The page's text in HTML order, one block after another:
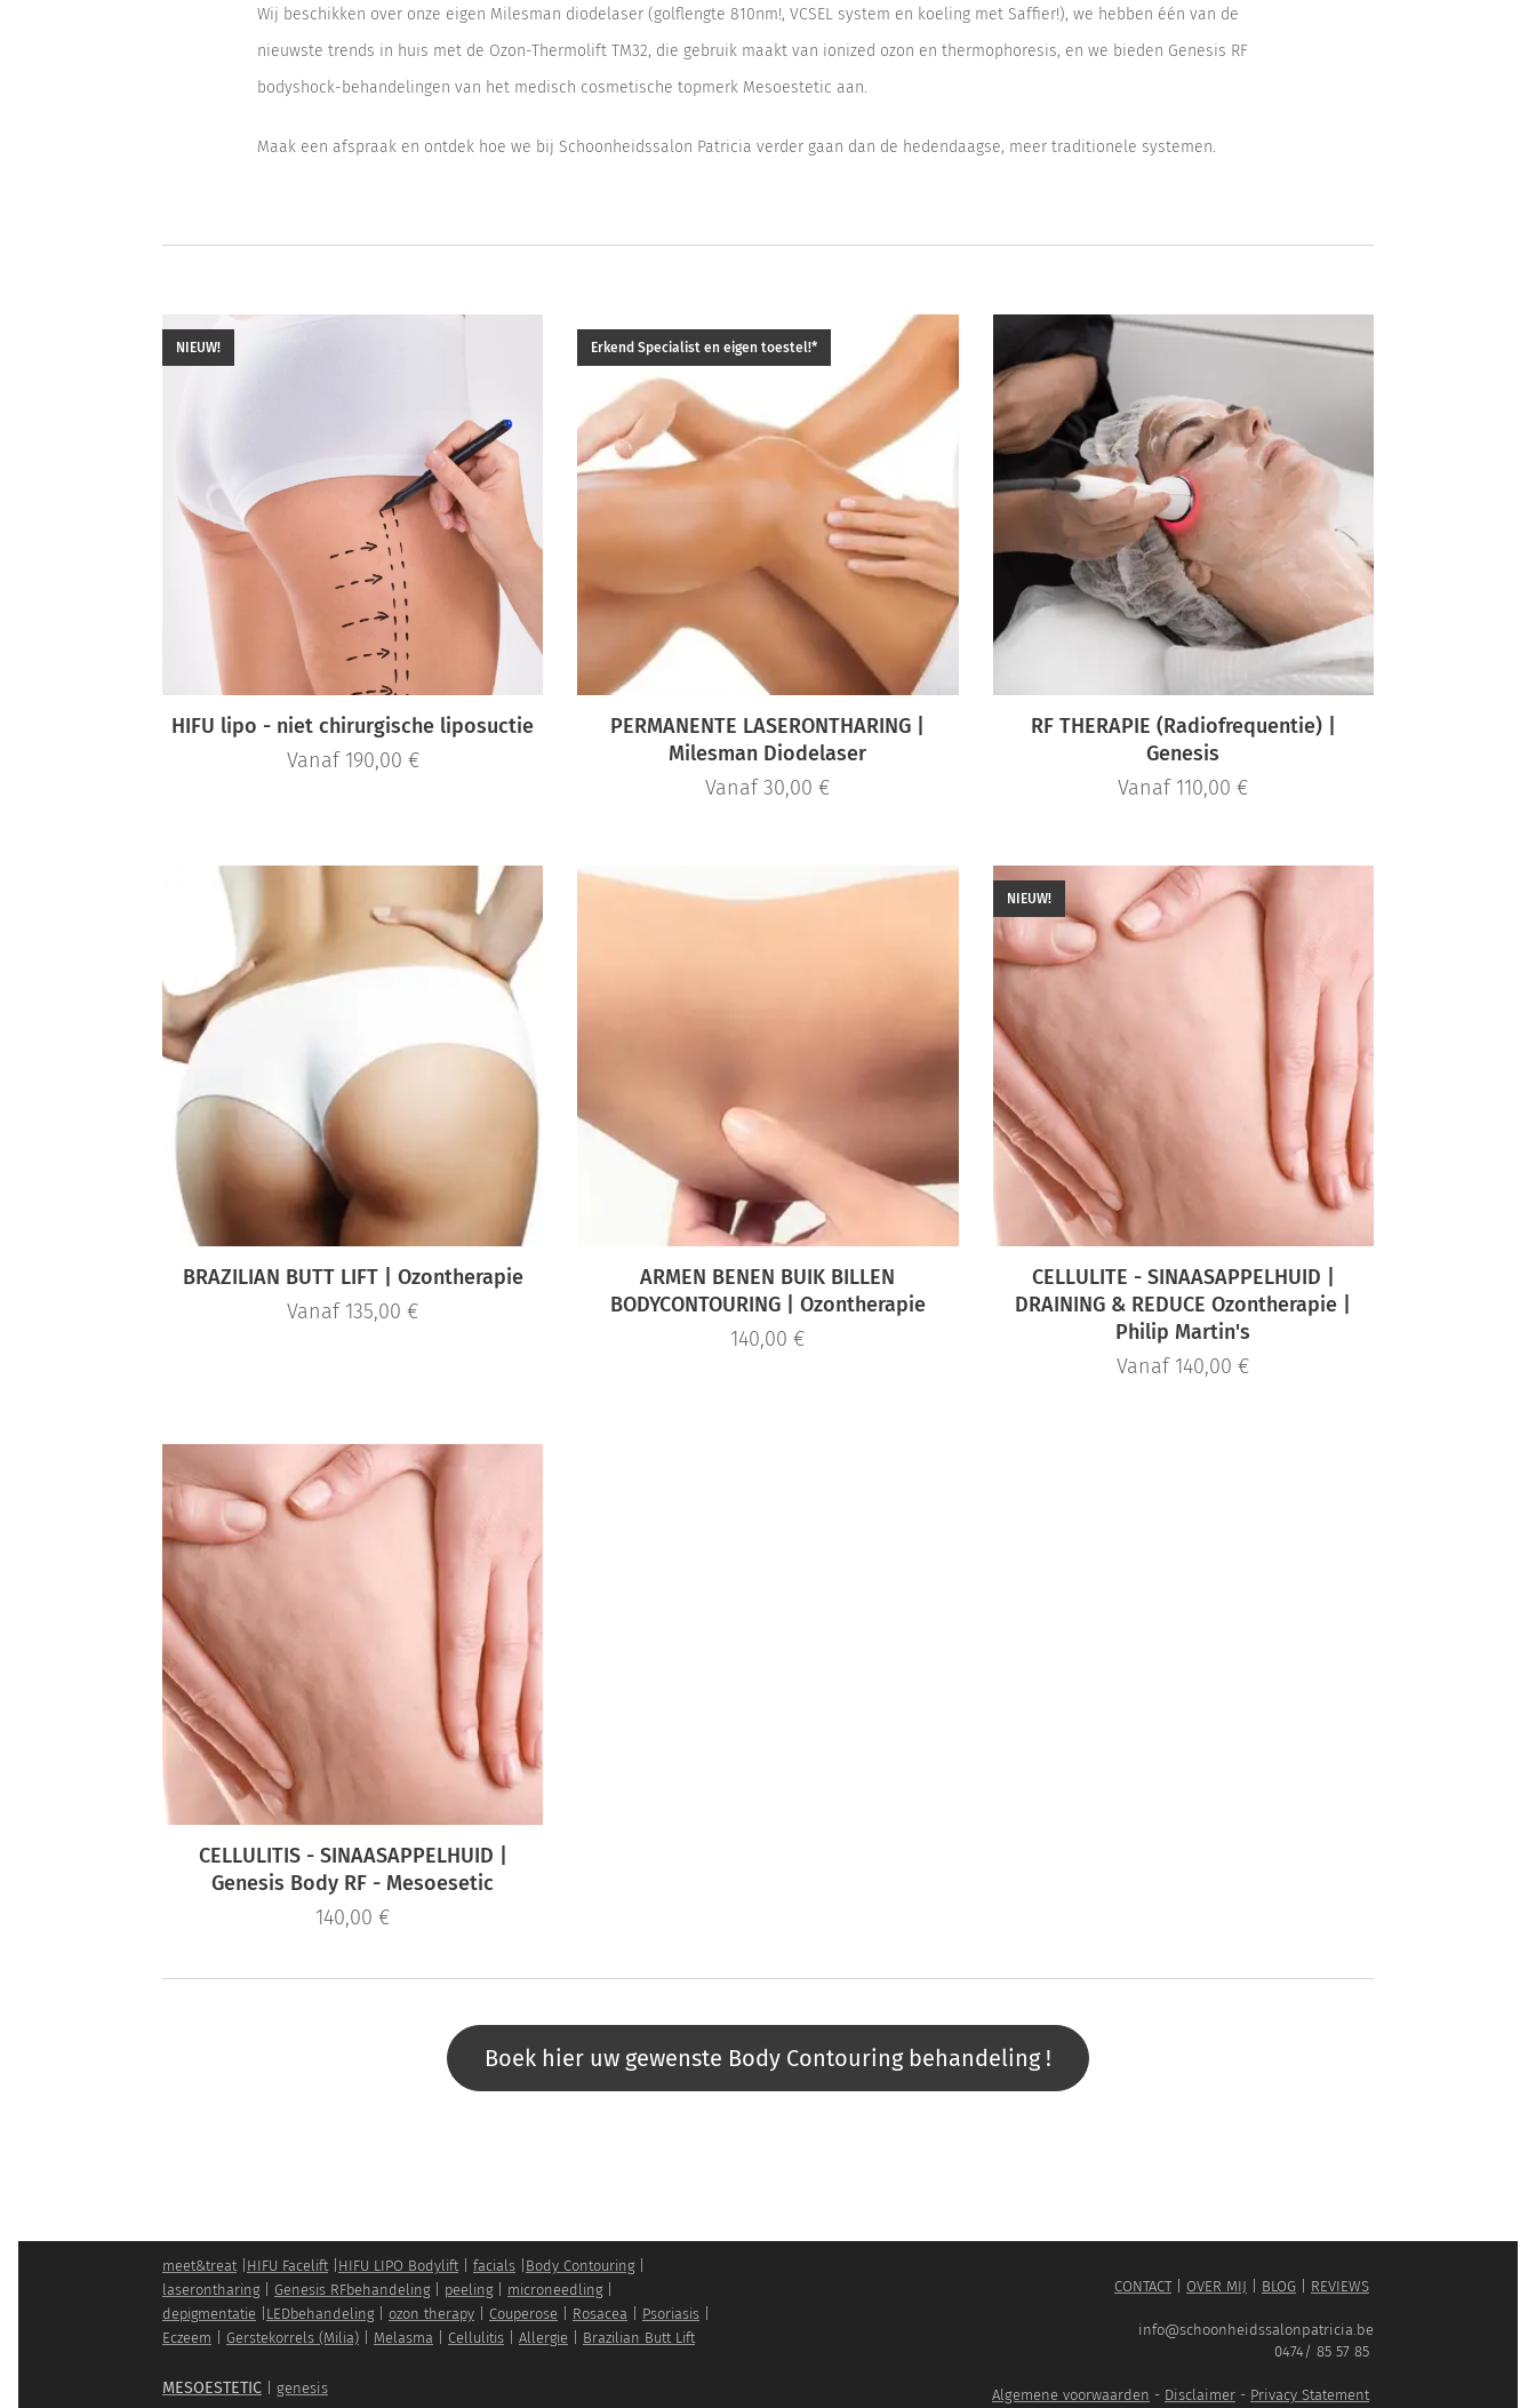
Wij beschikken over onze eigen Milesman diodelaser (golflengte 810nm!, VCSEL system en koeling met Saffier!), we hebben één van de
nieuwste trends in huis met de Ozon-Thermolift TM32, die gebruik maakt van ionized ozon en thermophoresis, en we bieden Genesis RF
bodyshock-behandelingen van het medisch cosmetische topmerk Mesoestetic aan.
Maak een afspraak en ontdek hoe we bij Schoonheidssalon Patricia verder gaan dan de hedendaagse, meer traditionele systemen.
HIFU lipo - niet chirurgische liposuctie
NIEUW!
Vanaf 190,00 €
PERMANENTE LASERONTHARING |
Milesman Diodelaser
Erkend Specialist en eigen toestel!*
Vanaf30,00 €
RF THERAPIE (Radiofrequentie) |
Genesis
Vanaf 110,00 €
BRAZILIAN BUTT LIFT | Ozontherapie
Vanaf 135,00 €
ARMEN BENEN BUIK BILLEN
BODYCONTOURING | Ozontherapie
140,00 €
CELLULITE - SINAASAPPELHUID |
DRAINING & REDUCE Ozontherapie |
Philip Martin's
NIEUW!
Vanaf 140,00 €
CELLULITIS - SINAASAPPELHUID |
Genesis Body RF - Mesoesetic
140,00 €
Boek hier uw gewenste Body Contouring behandeling !
meet&treat| HIFU Facelift| HIFU LIPO Bodylift| facials Body Contouring|
laserontharing| Genesis RFbehandeling| peeling| microneedling|
depigmentatie
LEDbehandeling| ozon therapy Couperose Rosacea Psoriasis
Eczeem
Gerstekorrels (Milia) Melasma Cellulitis Allergie Brazilian Butt Lift
MESOESTETIC genesis
CONTACT| OVER MIJ BLOG REVIEWS
info@schoonheidssalonpatricia.be
0474/ 85 57 85
Algemene voorwaarden - Disclaimer - Privacy Statement